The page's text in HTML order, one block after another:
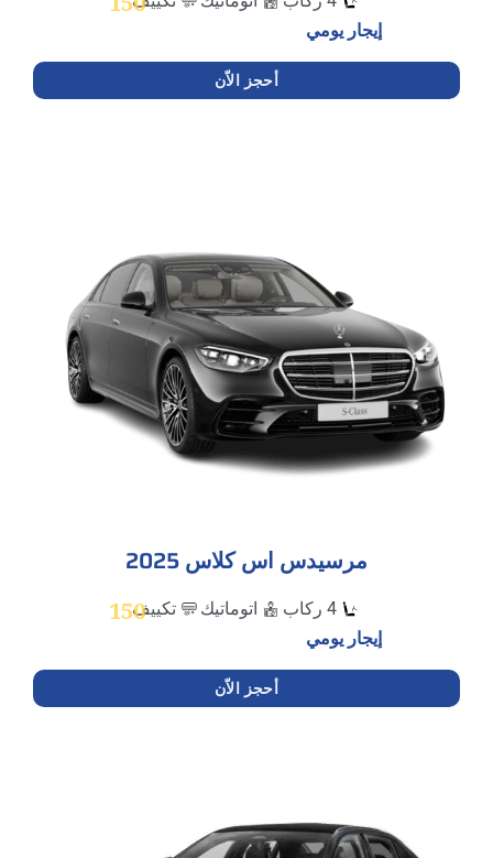
إيجار يومي
أحجز الاّن
مرسيدس اس كلاس 2025​
اتوماتيك
تكييف
إيجار يومي
150
أحجز الاّن